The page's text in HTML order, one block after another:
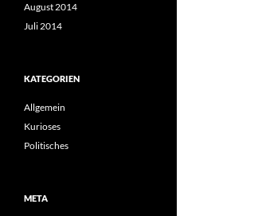
August 2014
Juli 2014
KATEGORIEN
Allgemein
Kurioses
Politisches
META